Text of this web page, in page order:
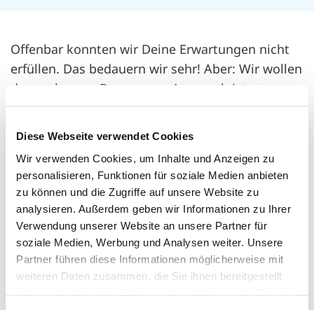
Diese Webseite verwendet Cookies
Wir verwenden Cookies, um Inhalte und Anzeigen zu
personalisieren, Funktionen für soziale Medien anbieten
zu können und die Zugriffe auf unsere Website zu
analysieren. Außerdem geben wir Informationen zu Ihrer
Verwendung unserer Website an unsere Partner für
soziale Medien, Werbung und Analysen weiter. Unsere
Partner führen diese Informationen möglicherweise mit
weiteren Daten zusammen, die Sie ihnen bereitgestellt
Offenbar konnten wir Deine Erwartungen nicht
erfüllen. Das bedauern wir sehr! Aber: Wir wollen
daraus lernen. Denn unser Anspruch ist, unsere
Rahmen Deines Coachings vermisst hast?
Versprochen: Wir gehen mit Deinem Feedback
vertraulich um. Sage uns ehrlich Deine Meinung
und hilf uns dabei, unser Coaching-Angebot
stetig zu verbessern.